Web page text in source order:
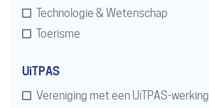
Technologie & Wetenschap
Toerisme
UiTPAS
Vereniging met een UiTPAS-werking